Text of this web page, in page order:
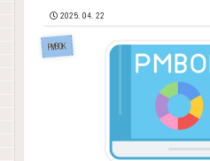
2025.04.22
PMBOK